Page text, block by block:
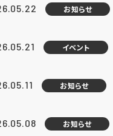
お知らせ
イベント
お知らせ
お知らせ